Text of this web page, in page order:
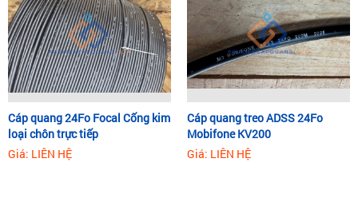
Cáp quang 24Fo Focal Cống kim
loại chôn trực tiếp
Giá: LIÊN HỆ
Cáp quang treo ADSS 24Fo
Mobifone KV200
Giá: LIÊN HỆ